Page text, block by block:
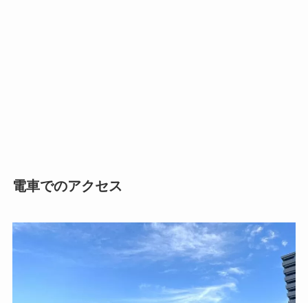
電車でのアクセス